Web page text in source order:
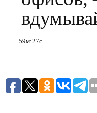
59м:27с